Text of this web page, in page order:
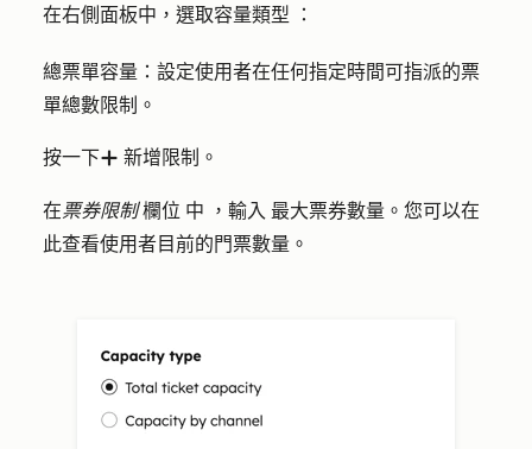
在右側面板中，選取容量類型 ：
總票單容量 ：設定使用者在任何指定時間可指派的票
單總數限制。
按一下add 新增限制。
在票券限制欄位 中 ，輸入 最大票券數量 。您可以在
此查看使用者目前的門票數量。